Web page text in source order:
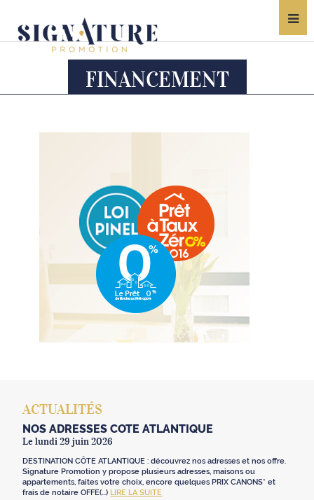
FINANCEMENT
ACTUALITÉS
NOS ADRESSES CÔTE ATLANTIQUE
Le lundi 29 juin 2026
DESTINATION CÔTE ATLANTIQUE : découvrez nos adresses et nos offre.
Signature Promotion y propose plusieurs adresses, maisons ou
appartements, faites votre choix, encore quelques PRIX CANONS* et
frais de notaire OFFE(...) LIRE LA SUITE